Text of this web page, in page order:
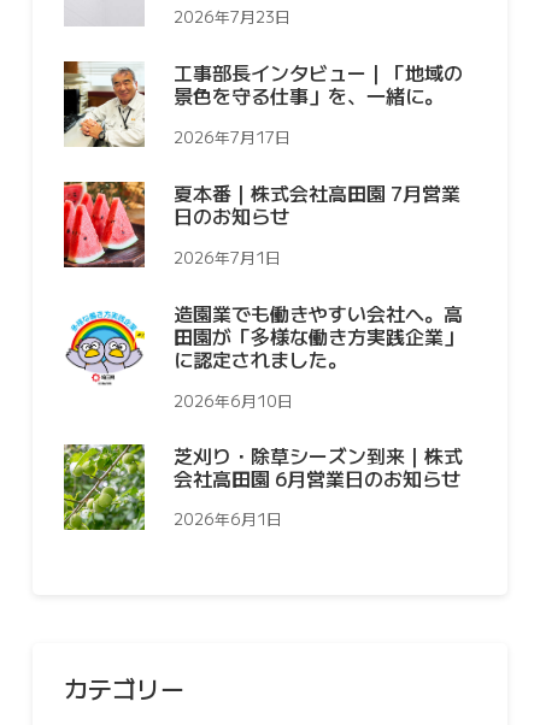
2026年7月23日
工事部長インタビュー｜「地域の
景色を守る仕事」を、一緒に。
2026年7月17日
夏本番｜株式会社高田園 7月営業
日のお知らせ
2026年7月1日
造園業でも働きやすい会社へ。高
田園が「多様な働き方実践企業」
に認定されました。
2026年6月10日
芝刈り・除草シーズン到来｜株式
会社高田園 6月営業日のお知らせ
2026年6月1日
カテゴリー